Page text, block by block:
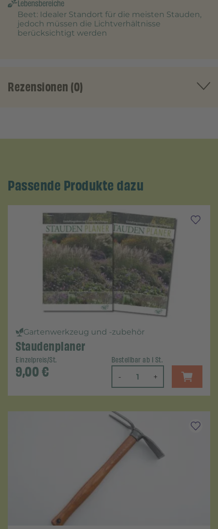
Lebensbereiche
Beet: Idealer Standort für die meisten Stauden,
jedoch müssen die Lichtverhältnisse
berücksichtigt werden
Rezensionen (0)
Passende Produkte dazu
Gartenwerkzeug und -zubehör
Staudenplaner
Einzelpreis/St.
9,00€
Bestellbar ab 1 St.
- +